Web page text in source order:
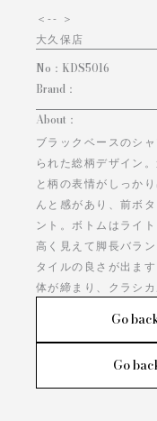
＜-- ＞
大久保店
No： KDS5016
Brand：
About：
ブラックベースのシ
られた総柄デザイン
と柄の表情がしっか
んと感があり、前ボ
ント。ボトムはライ
高く見えて脚長バラ
タイルの良さが出ま
体が締まり、クラシ
Go
Go